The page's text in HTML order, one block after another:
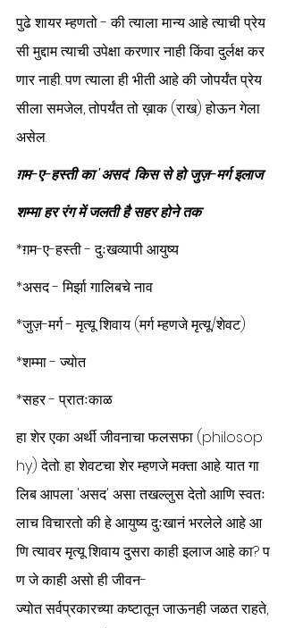
पुढे शायर म्हणतो - की त्याला मान्य आहे त्याची प्रेय
सी मुद्दाम त्याची उपेक्षा करणार नाही किंवा दुर्लक्ष कर
णार नाही. पण त्याला ही भीती आहे की जोपर्यंत प्रेय
सीला समजेल, तोपर्यंत तो ख़ाक (राख) होऊन गेला
असेल.
ग़म-ए-हस्ती का 'असद' किस से हो जुज़-मर्ग इलाज
शम्मा हर रंग में जलती है सहर होने तक
*ग़म-ए-हस्ती - दुःखव्यापी आयुष्य
*असद - मिर्झा गालिबचे नाव
*जुज़-मर्ग - मृत्यू शिवाय (मर्ग म्हणजे मृत्यू/शेवट)
*शम्मा - ज्योत
*सहर - प्रातःकाळ
हा शेर एका अर्थी जीवनाचा फलसफा (philosop
hy) देतो. हा शेवटचा शेर म्हणजे मक्ता आहे. यात गा
लिब आपला 'असद' असा तखल्लुस देतो आणि स्वतः
लाच विचारतो की हे आयुष्य दुःखानं भरलेले आहे आ
णि त्यावर मृत्यू शिवाय दुसरा काही इलाज आहे का? प
ण जे काही असो ही जीवन-
ज्योत सर्वप्रकारच्या कष्टातून जाऊनही जळत राहते,